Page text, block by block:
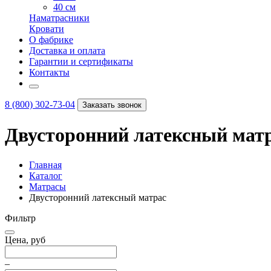
40 см
Наматрасники
Кровати
О фабрике
Доставка и оплата
Гарантии и сертификаты
Контакты
8 (800) 302-73-04 Заказать звонок
Двусторонний латексный
Главная
Каталог
Матрасы
Двусторонний латексный матрас
Фильтр
Цена, руб
–